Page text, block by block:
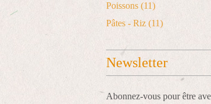
Poissons (11)
Pâtes - Riz (11)
Newsletter
Abonnez-vous pour être